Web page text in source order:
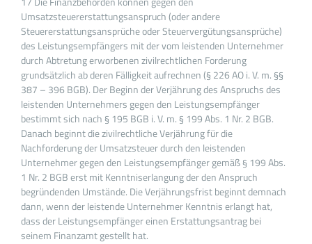
Umsatzsteuererstattungsanspruch (oder andere
Steuererstattungsansprüche oder Steuervergütungsansprüche)
des Leistungsempfängers mit der vom leistenden Unternehmer
durch Abtretung erworbenen zivilrechtlichen Forderung
grundsätzlich ab deren Fälligkeit aufrechnen (§ 226 AO i. V. m. §§
387 – 396 BGB). Der Beginn der Verjährung des Anspruchs des
leistenden Unternehmers gegen den Leistungsempfänger
bestimmt sich nach § 195 BGB i. V. m. § 199 Abs. 1 Nr. 2 BGB.
Danach beginnt die zivilrechtliche Verjährung für die
Nachforderung der Umsatzsteuer durch den leistenden
Unternehmer gegen den Leistungsempfänger gemäß § 199 Abs.
1 Nr. 2 BGB erst mit Kenntniserlangung der den Anspruch
begründenden Umstände. Die Verjährungsfrist beginnt demnach
dann, wenn der leistende Unternehmer Kenntnis erlangt hat,
dass der Leistungsempfänger einen Erstattungsantrag bei
seinem Finanzamt gestellt hat.